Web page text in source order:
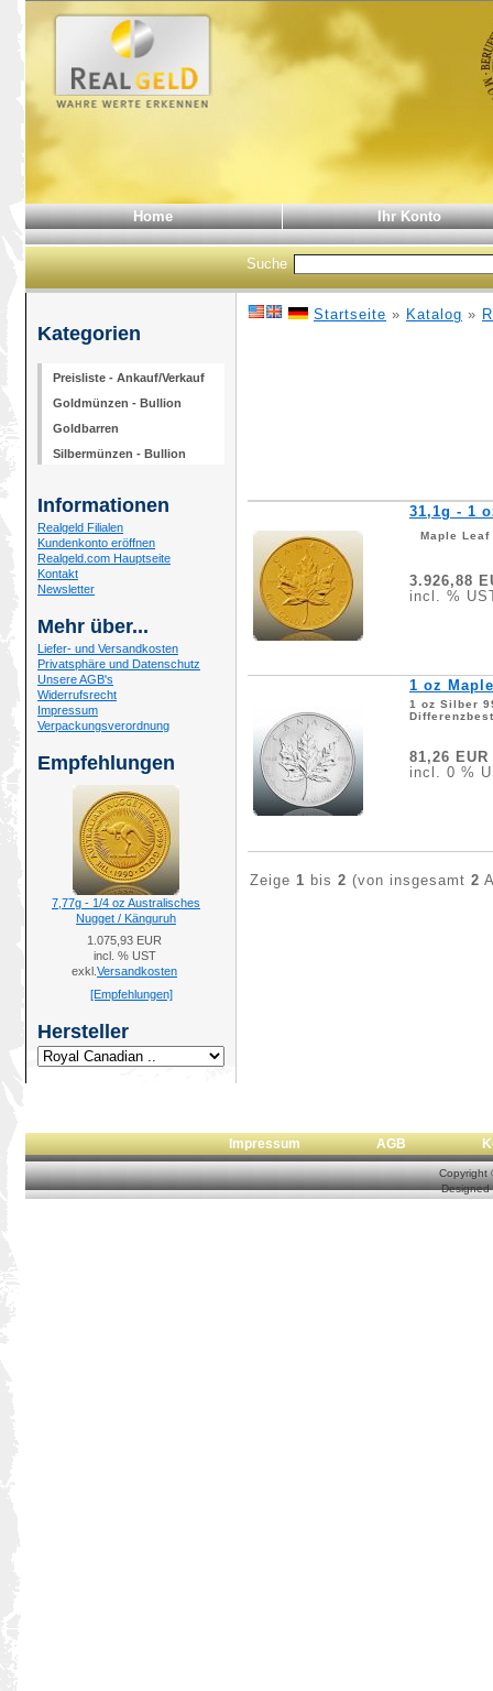
Home Ihr Konto
Suche
Kategorien
Preisliste - Ankauf/Verkauf
Goldmünzen - Bullion
Goldbarren
Silbermünzen - Bullion
Informationen
Realgeld Filialen
Kundenkonto eröffnen
Realgeld.com Hauptseite
Kontakt
Newsletter
Mehr über...
Liefer- und Versandkosten
Privatsphäre und Datenschutz
Unsere AGB's
Widerrufsrecht
Impressum
Verpackungsverordnung
Empfehlungen
7,77g - 1/4 oz Australisches
Nugget / Känguruh
1.075,93 EUR
incl. % UST
exkl. Versandkosten
[Empfehlungen]
Hersteller
Startseite » Katalog »
31,1g - 1
Maple
3.926,88
incl. %
1 oz
1 oz Silber
81,26 EUR
incl. 0 %
Zeige 1 bis 2 (von insgesamt 2
Impressum AGB
Copyright
Designed